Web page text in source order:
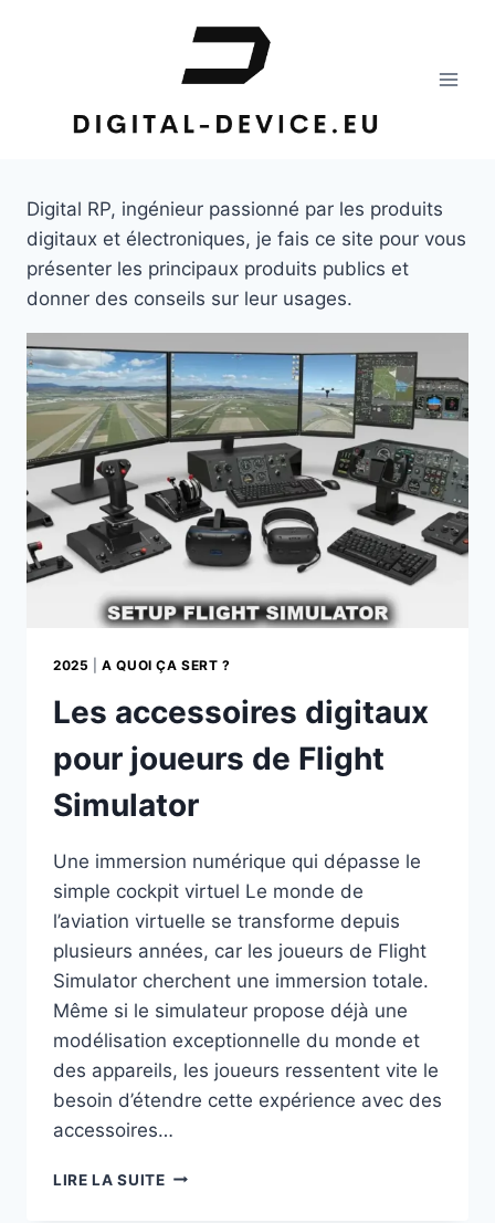
Digital RP, ingénieur passionné par les produits
digitaux et électroniques, je fais ce site pour vous
présenter les principaux produits publics et
donner des conseils sur leur usages.
2025 |A QUOI ÇA SERT ?
Les accessoires digitaux
pour joueurs de Flight
Simulator
Une immersion numérique qui dépasse le
simple cockpit virtuel Le monde de
l’aviation virtuelle se transforme depuis
plusieurs années, car les joueurs de Flight
Simulator cherchent une immersion totale.
Même si le simulateur propose déjà une
modélisation exceptionnelle du monde et
des appareils, les joueurs ressentent vite le
besoin d’étendre cette expérience avec des
accessoires…
LIRE LA SUITELES